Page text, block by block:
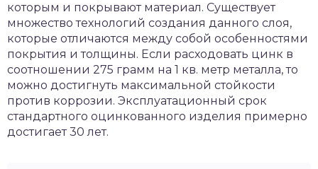
которым и покрывают материал. Существует
множество технологий создания данного слоя,
которые отличаются между собой особенностями
покрытия и толщины. Если расходовать цинк в
соотношении 275 грамм на 1 кв. метр металла, то
можно достигнуть максимальной стойкости
против коррозии. Эксплуатационный срок
стандартного оцинкованного изделия примерно
достигает 30 лет.